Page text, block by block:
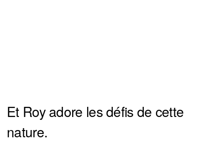
Et Roy adore les défis de cette
nature.